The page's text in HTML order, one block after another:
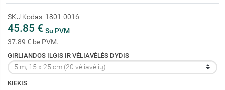
SKU Kodas: 1801-0016
45.85 € Su PVM
37.89 € be PVM.
GIRLIANDOS ILGIS IR VĖLIAVĖLĖS DYDIS
KIEKIS